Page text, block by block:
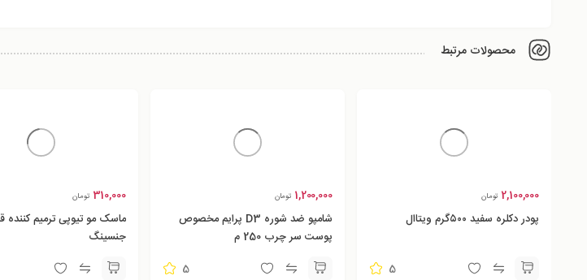
محصولات مرتبط
2,100,000 تومان
پودر دکلره سفید ۵۰۰گرم ویتاال
5
1,200,000 تومان
شامپو ضد شوره D3 پرایم مخصوص
پوست سر چرب 250 م
5
310,000 تومان
ماسک مو تیوپی ترمیم
جنسینگ